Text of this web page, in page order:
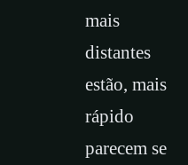
mais
distantes
estão, mais
rápido
parecem se